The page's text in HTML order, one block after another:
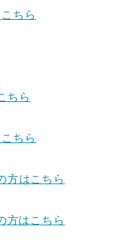
ちら
ちら
ちら
方はこちら
方はこちら